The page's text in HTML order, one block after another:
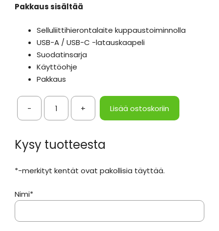
Pakkaus sisältää
Selluliittihierontalaite kuppaustoiminnolla
USB-A / USB-C -latauskaapeli
Suodatinsarja
Käyttöohje
Pakkaus
-
Selluliittia
kuppaus-
määrä
+ Lisää ostoskoriin
Kysy tuotteesta
*-merkityt kentät ovat pakollisia täyttää.
Nimi*